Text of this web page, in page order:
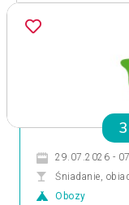
29.07.2026 -
Śniadanie,
Obozy